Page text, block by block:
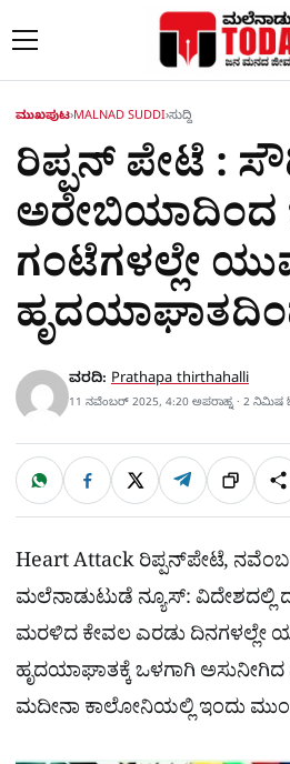
ಮುಖಪುಟ›MALNAD SUDDI›ಸುದ್ದಿ
ರಿಪ್ಪನ್​ ಪೇಟೆ :
ಅರೇಬಿಯಾದಿಂದ
ಗಂಟೆಗಳಲ್ಲೇ
ವರದಿ: Prathapa thirthahalli
11 ನವೆಂಬರ್ 2025, 4:20 ಅಪರಾಹ್ನ · 2 ನಿಮಿಷ
ಹಂಚಿಕೊಳ್ಳಿ
W
a
t
p
F
c
e
o
k
X T
l
e
a
m
ಲಿಂ
ಕ್
S
h
a
r
e
Heart Attackರಿಪ್ಪನ್‌ಪೇಟೆ,
ಮಲೆನಾಡುಟುಡೆ ನ್ಯೂಸ್: ವಿದೇಶದಲ್ಲಿ
ಮರಳಿದ ಕೇವಲ ಎರಡು ದಿನಗಳಲ್ಲೇ
ಹೃದಯಾಘಾತಕ್ಕೆ ಒಳಗಾಗಿ
ಮದೀನಾ ಕಾಲೋನಿಯಲ್ಲಿ ಇಂದು